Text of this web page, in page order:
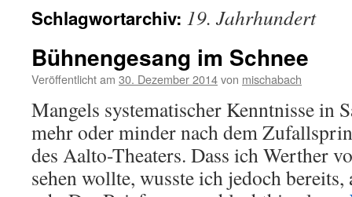
Schlagwortarchiv: 19. Jahrhundert
Bühnengesang im Schnee
Veröffentlicht am 30. Dezember 2014von mischabach
Mangels systematischer Kenntnisse in
mehr oder minder nach dem
des Aalto-Theaters. Dass ich Werther
sehen wollte, wusste ich jedoch bereits,